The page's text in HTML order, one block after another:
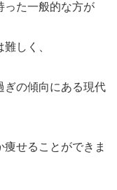
った一般的な方が
しく、
ぎの傾向にある現代
せることができま